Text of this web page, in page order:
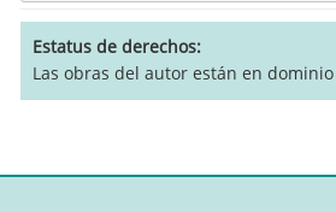
Estatus de derechos
Las obras del autor están en